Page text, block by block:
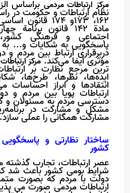
مرکز ارتباطات مردمی براساس
162، 173و 174 قانون
مادة 142 قانون برنامة
اجتماعی و فرهنگی
پاسخگویی به شکایات و... به
دربرقراری ارتباط بین
مؤثری ایفا می‌کند.مرکز
ترین مرجع نظارت بر
ایده‌ها، نظرها، طرح‌ها،
انتقادها و ابراز احساسات
ارتباطات پویا بین مردم
دسترسی مردم به مسئولان و
مشکل و مشارکت در
مشارکت همگانی را عملی سازد.
ساختار نظارتی و
کشور
عصر ارتباطات، تجارب گذشته
شرایط بومی کشور باعث شد
دولت با مردم که بصورت
ارتباطات مردمی صورت می